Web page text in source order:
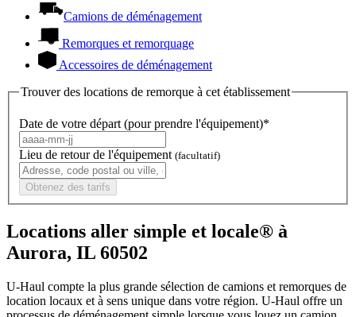
Camions de déménagement
Remorques et remorquage
Accessoires de déménagement
Trouver des locations de remorque à cet établissement
Date de votre départ (pour prendre l'équipement)*
Lieu de retour de l'équipement (facultatif)
Obtenez des tarifs
Locations aller simple et locale® à
Aurora, IL 60502
U-Haul compte la plus grande sélection de camions et remorques de
location locaux et à sens unique dans votre région. U-Haul offre un